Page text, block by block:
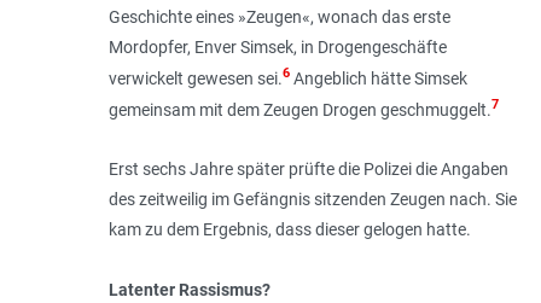
Geschichte eines »Zeugen«, wonach das erste
Mordopfer, Enver Simsek, in Drogengeschäfte
verwickelt gewesen sei.6Angeblich hätte Simsek
gemeinsam mit dem Zeugen Dro­gen geschmuggelt.7
Erst sechs Jah­re später prüfte die Polizei die Angaben
des zeitweilig im Gefängnis sitzenden Zeugen nach. Sie
kam zu dem Ergebnis, dass dieser gelogen hatte.
Latenter Rassismus?